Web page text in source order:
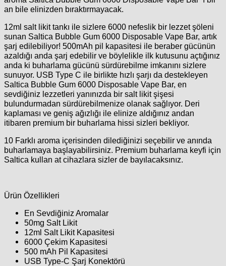
an bile elinizden bıraktırmayacak.
12ml salt likit tankı ile sizlere 6000 nefeslik bir lezzet şöleni
sunan Saltica Bubble Gum 6000 Disposable Vape Bar, artık
şarj edilebiliyor! 500mAh pil kapasitesi ile beraber gücünün
azaldığı anda şarj edebilir ve böylelikle ilk kutusunu açtığınız
anda ki buharlama gücünü sürdürebilme imkanını sizlere
sunuyor. USB Type C ile birlikte hızlı şarjı da destekleyen
Saltica Bubble Gum 6000 Disposable Vape Bar, en
sevdiğiniz lezzetleri yanınızda bir salt likit şişesi
bulundurmadan sürdürebilmenize olanak sağlıyor. Deri
kaplaması ve geniş ağızlığı ile elinize aldığınız andan
itibaren premium bir buharlama hissi sizleri bekliyor.
10 Farklı aroma içerisinden dilediğinizi seçebilir ve anında
buharlamaya başlayabilirsiniz. Premium buharlama keyfi için
Saltica kullan at cihazlara sizler de bayılacaksınız.
Ürün Özellikleri
En Sevdiğiniz Aromalar
50mg Salt Likit
12ml Salt Likit Kapasitesi
6000 Çekim Kapasitesi
500 mAh Pil Kapasitesi
USB Type-C Şarj Konektörü